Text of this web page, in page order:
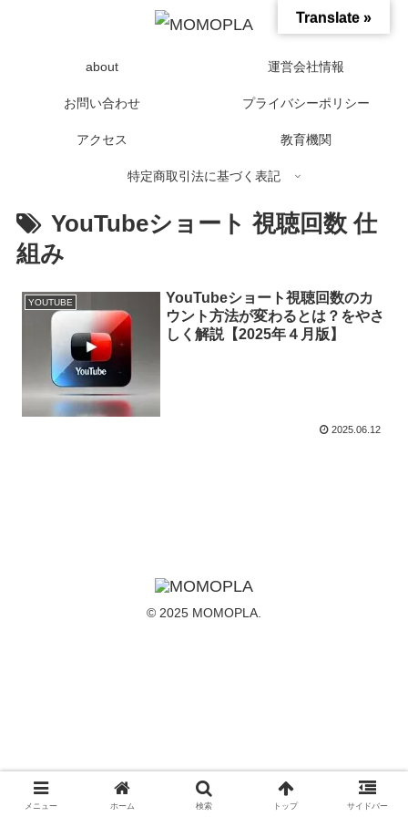
about 運営会社情報
お問い合わせ プライバシーポリシー
アクセス 教育機関
特定商取引法に基づく表記
YouTubeショート 視聴回数 仕
組み
YOUTUBE
YouTubeショート視聴回数のカ
ウント方法が変わるとは？をやさ
しく解説【2025年４月版】
2025.06.12
© 2025 MOMOPLA.
メニュー ホーム 検索 トップ サイドバー
Translate »